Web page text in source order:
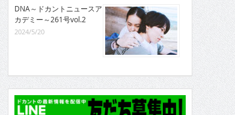
DNA～ドカントニュースア
カデミー～261号vol.2
2024/5/20